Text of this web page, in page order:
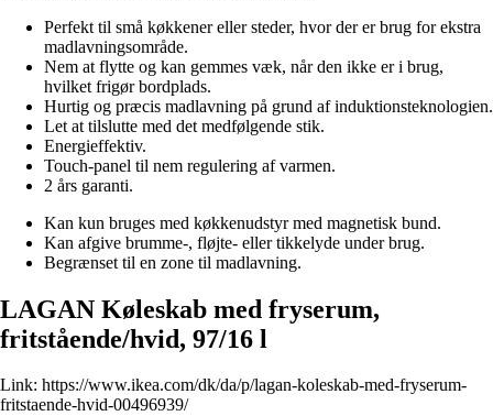
Perfekt til små køkkener eller steder, hvor der er brug for ekstra
madlavningsområde.
Nem at flytte og kan gemmes væk, når den ikke er i brug,
hvilket frigør bordplads.
Hurtig og præcis madlavning på grund af induktionsteknologien.
Let at tilslutte med det medfølgende stik.
Energieffektiv.
Touch-panel til nem regulering af varmen.
2 års garanti.
Kan kun bruges med køkkenudstyr med magnetisk bund.
Kan afgive brumme-, fløjte- eller tikkelyde under brug.
Begrænset til en zone til madlavning.
LAGAN Køleskab med fryserum,
fritstående/hvid, 97/16 l
Link: https://www.ikea.com/dk/da/p/lagan-koleskab-med-fryserum-
fritstaende-hvid-00496939/